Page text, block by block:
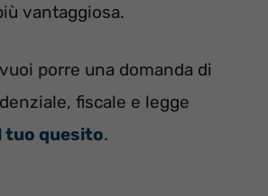
vantaggiosa.
porre una domanda di
fiscale e legge
tuo quesito.